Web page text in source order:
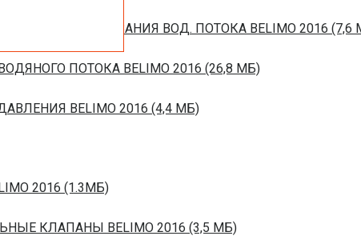
РЕГУЛИРОВАНИЯ ВОД. ПОТОКА BELIMO 2016 (7,6
ПОТОКА BELIMO 2016 (26,8 МБ)
BELIMO 2016 (4,4 МБ)
2016 (1.3МБ)
КЛАПАНЫ BELIMO 2016 (3,5 МБ)